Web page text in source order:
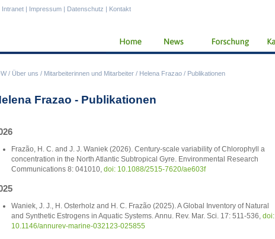
/ Über uns / Mitarbeiterinnen und Mitarbeiter / Helena Frazao / Publikationen
Intranet | Impressum | Datenschutz | Kontakt
Frazao - Publikationen
Frazão, H. C. and J. J. Waniek (2026). Century-scale variability of Chlorophyll a
concentration in the North Atlantic Subtropical Gyre. Environmental Research
Communications 8: 041010, doi: 10.1088/2515-7620/ae603f
Waniek, J. J., H. Osterholz and H. C. Frazão (2025). A Global Inventory of Natural
and Synthetic Estrogens in Aquatic Systems. Annu. Rev. Mar. Sci. 17: 511-536, doi:
10.1146/annurev-marine-032123-025855